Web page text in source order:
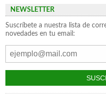
NEWSLETTER
Suscríbete a nuestra lista de
novedades en tu email: